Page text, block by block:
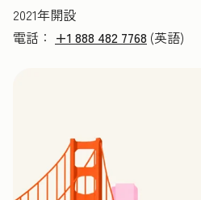
2021年開設
電話： +1 888 482 7768 (英語)